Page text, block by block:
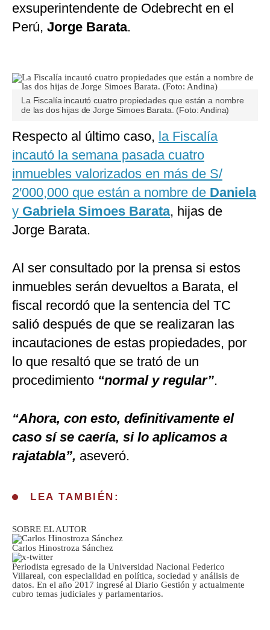
exsuperintendente de Odebrecht en el
Perú, Jorge Barata.
La Fiscalía incautó cuatro propiedades que están a nombre
de las dos hijas de Jorge Simoes Barata. (Foto: Andina)
Respecto al último caso, la Fiscalía
incautó la semana pasada cuatro
inmuebles valorizados en más de S/
2′000,000 que están a nombre de Daniela
y Gabriela Simoes Barata, hijas de
Jorge Barata.
Al ser consultado por la prensa si estos
inmuebles serán devueltos a Barata, el
fiscal recordó que la sentencia del TC
salió después de que se realizaran las
incautaciones de estas propiedades, por
lo que resaltó que se trató de un
procedimiento “normal y regular”.
“Ahora, con esto, definitivamente el
caso sí se caería, si lo aplicamos a
rajatabla”, aseveró.
LEA TAMBIÉN:
SOBRE EL AUTOR
Carlos Hinostroza Sánchez
Periodista egresado de la Universidad Nacional Federico
Villareal, con especialidad en política, sociedad y análisis de
datos. En el año 2017 ingresé al Diario Gestión y actualmente
cubro temas judiciales y parlamentarios.